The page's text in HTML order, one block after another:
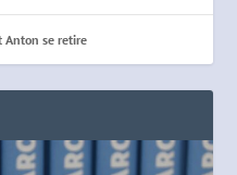
Anton se retire